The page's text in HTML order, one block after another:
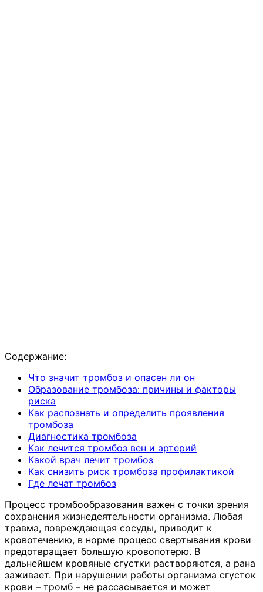
Содержание:
Что значит тромбоз и опасен ли он
Образование тромбоза: причины и факторы
риска
Как распознать и определить проявления
тромбоза
Диагностика тромбоза
Как лечится тромбоз вен и артерий
Какой врач лечит тромбоз
Как снизить риск тромбоза профилактикой
Где лечат тромбоз
Процесс тромбообразования важен с точки зрения
сохранения жизнедеятельности организма. Любая
травма, повреждающая сосуды, приводит к
кровотечению, в норме процесс свертывания крови
предотвращает большую кровопотерю. В
дальнейшем кровяные сгустки растворяются, а рана
заживает. При нарушении работы организма сгусток
крови – тромб – не рассасывается и может